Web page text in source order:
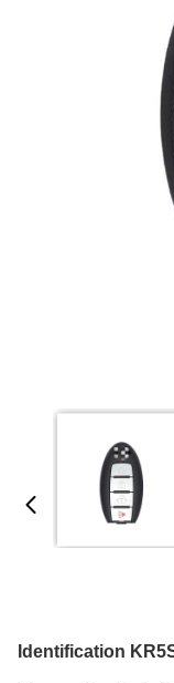
Identification